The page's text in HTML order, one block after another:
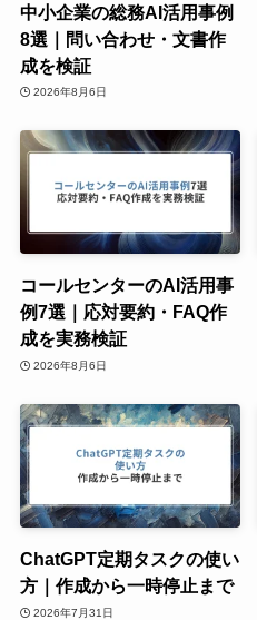
中小企業の総務AI活用事例
8選｜問い合わせ・文書作
成を検証
2026年8月6日
コールセンターのAI活用事
例7選｜応対要約・FAQ作
成を実務検証
2026年8月6日
ChatGPT定期タスクの使い
方｜作成から一時停止まで
2026年7月31日